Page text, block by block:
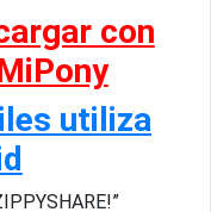
con
utiliza